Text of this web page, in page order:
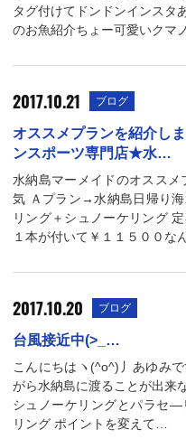
タグ付けてドンドンインスタ
のお魚紹介ちょー可愛いクマ
2017.10.21 ブログ
オススメプランを紹介し
ンスポーツ専門店★水…
水納島マーメイドのオススメ
気 Ａプラン→水納島日帰り
リング＋シュノーケリング
１本が付いて￥１１５００な
2017.10.20 ブログ
台風接近中(>_…
こんにちはヽ(^o^)丿あゆみ
がら水納島に渡ることが出来
シュノーケリングとパラセ
リング ポイントを変えて…